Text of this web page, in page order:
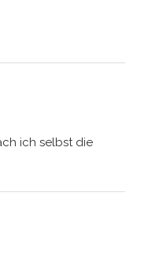
ich selbst die